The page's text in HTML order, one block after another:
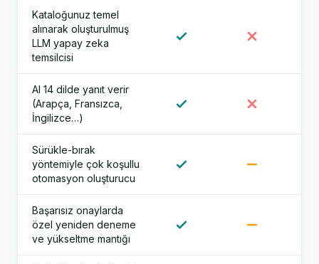
Kataloğunuz temel
alınarak oluşturulmuş
LLM yapay zeka
temsilcisi
AI 14 dilde yanıt verir
(Arapça, Fransızca,
İngilizce…)
Sürükle-bırak
yöntemiyle çok koşullu
otomasyon oluşturucu
Başarısız onaylarda
özel yeniden deneme
ve yükseltme mantığı